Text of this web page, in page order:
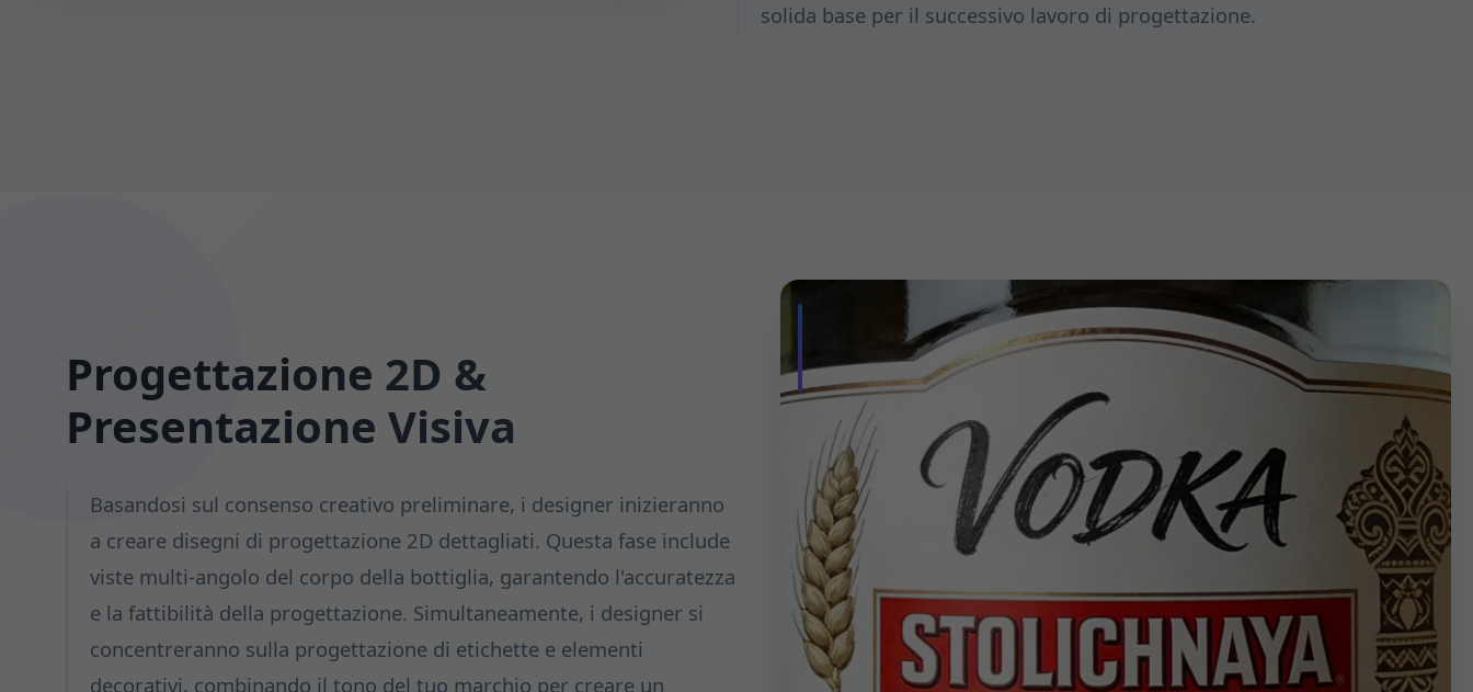
solida base per il successivo lavoro di progettazione.
Progettazione 2D &
Presentazione Visiva
Basandosi sul consenso creativo preliminare, i designer inizieranno
a creare disegni di progettazione 2D dettagliati. Questa fase include
viste multi-angolo del corpo della bottiglia, garantendo l'accuratezza
e la fattibilità della progettazione. Simultaneamente, i designer si
concentreranno sulla progettazione di etichette e elementi
decorativi, combinando il tono del tuo marchio per creare un